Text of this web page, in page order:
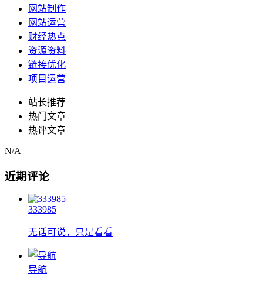
网站制作
网站运营
财经热点
资源资料
链接优化
项目运营
站长推荐
热门文章
热评文章
N/A
近期评论
333985
无话可说，只是看看
导航